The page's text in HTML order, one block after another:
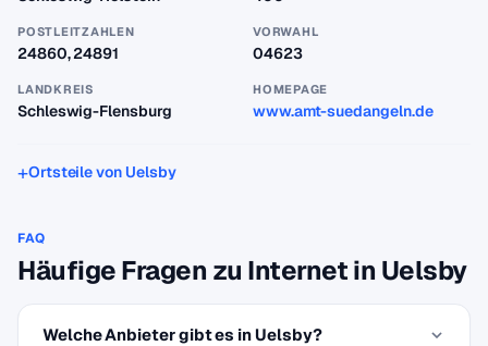
POSTLEITZAHLEN
24860, 24891
VORWAHL
04623
LANDKREIS
Schleswig-Flensburg
HOMEPAGE
www.amt-suedangeln.de
Ortsteile von Uelsby
FAQ
Häufige Fragen zu Internet in Uelsby
Welche Anbieter gibt es in Uelsby?